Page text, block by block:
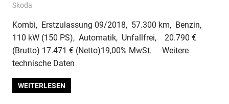
Skoda
Kombi, Erstzulassung 09/2018, 57.300 km, Benzin,
110 kW (150 PS), Automatik, Unfallfrei, 20.790 €
(Brutto) 17.471 € (Netto)19,00% MwSt. Weitere
technische Daten
WEITERLESEN